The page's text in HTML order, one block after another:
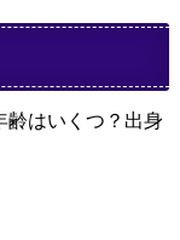
齢はいくつ？出身